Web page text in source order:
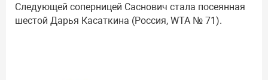
Следующей соперницей Саснович стала посеянная
шестой Дарья Касаткина (Россия, WTA № 71).